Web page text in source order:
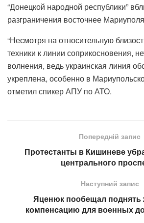
“Донецкой народной республики”
разграничения восточнее
“Несмотря на относительную
техники к линии соприкосновения,
волнения, ведь украинская линия
укреплена, особенно в
отметил спикер АПУ по АТО.
Попередній запис
Протестанты в Кишиневе
центрального
Наступний запис
Яценюк пообещал
компенсацию для военных